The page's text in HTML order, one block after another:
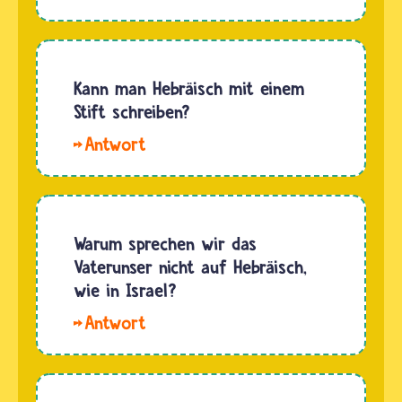
Aramäisch
zu den
ältesten
der Welt
und war
die
von Jesu.
Diese
Sprache…
Kann man Hebräisch mit einem
Stift schreiben?
ist es
Hebräisch
mit
einem
schreiben,
und auch
am
Warum sprechen wir das
Vaterunser nicht auf Hebräisch,
wie in Israel?
One, die